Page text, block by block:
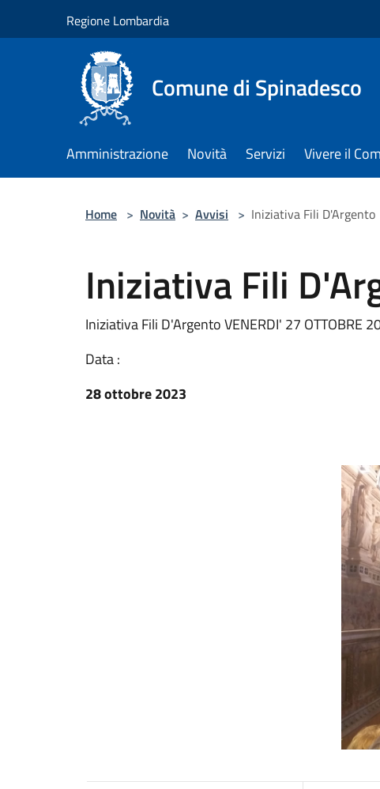
Regione Lombardia
Comune di Spinadesco
Amministrazione Novità Servizi Vivere il
Home > Novità > Avvisi > Iniziativa Fili D'Argento
Iniziativa Fili
Iniziativa Fili D'Argento VENERDI' 27 OTTOBRE
Data :
28 ottobre 2023